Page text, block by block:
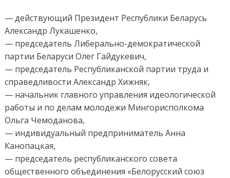
— действующий Президент Республики Беларусь
Александр Лукашенко,
— председатель Либерально-демократической
партии Беларуси Олег Гайдукевич,
— председатель Республиканской партии труда и
справедливости Александр Хижняк,
— начальник главного управления идеологической
работы и по делам молодежи Мингорисполкома
Ольга Чемоданова,
— индивидуальный предприниматель Анна
Канопацкая,
— председатель республиканского совета
общественного объединения «Белорусский союз